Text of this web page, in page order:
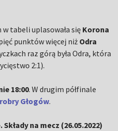
w tabeli uplasowała się Korona
punktów więcej niż Odra
raz górą była Odra, która
2:1).
18:00. W drugim półfinale
Głogów.
na mecz (26.05.2022)